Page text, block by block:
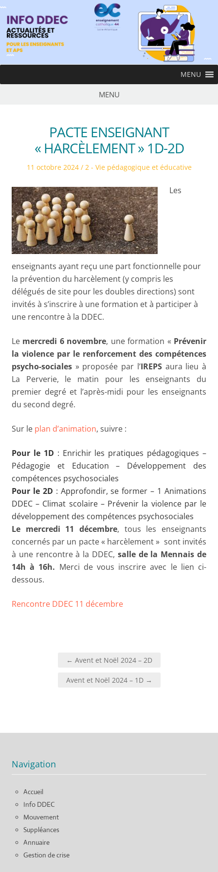
Skip
to
content
InfoDDEC
Ens
MENU
MENU
PACTE ENSEIGNANT
« HARCÈLEMENT » 1D-2D
Posted
11 octobre 2024
Posted
2 - Vie pédagogique et éducative
Les
enseignants ayant reçu une part fonctionnelle pour
la prévention du harcèlement (y compris les
délégués de site pour les doubles directions) sont
invités à s’inscrire à une formation et à participer à
une rencontre à la DDEC.
Le mercredi 6 novembre, une formation « Prévenir
la violence par le renforcement des compétences
psycho-sociales » proposée par l’IREPSaura lieu à
La Perverie, le matin pour les enseignants du
premier degré et l’après-midi pour les enseignants
du second degré.
Sur le plan d’animation, suivre :
Pour le 1D : Enrichir les pratiques pédagogiques –
Pédagogie et Education – Développement des
compétences psychosociales
Pour le 2D : Approfondir, se former – 1 Animations
DDEC – Climat scolaire – Prévenir la violence par le
développement des compétences psychosociales
Le mercredi 11 décembre, tous les enseignants
concernés par un pacte « harcèlement » sont invités
à une rencontre à la DDEC, salle de la Mennais de
14h à 16h. Merci de vous inscrire avec le lien ci-
dessous.
Rencontre DDEC 11 décembre
← Avent et Noël 2024 – 2D
Avent et Noël 2024 – 1D →
Navigation
Accueil
Info DDEC
Mouvement
Suppléances
Annuaire
Gestion de crise